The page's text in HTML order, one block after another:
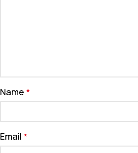
Name *
Email *